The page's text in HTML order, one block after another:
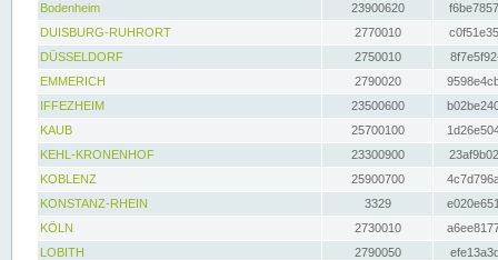
Bodenheim
23900620
DUISBURG-RUHRORT
2770010
DÜSSELDORF
2750010
EMMERICH
2790020
IFFEZHEIM
23500600
KAUB
25700100
KEHL-KRONENHOF
23300900
KOBLENZ
25900700
KONSTANZ-RHEIN
3329
KÖLN
2730010
LOBITH
2790050